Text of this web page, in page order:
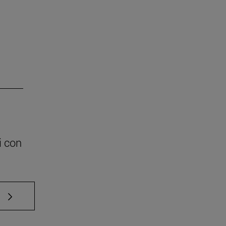
con
TAB para desplazarse.